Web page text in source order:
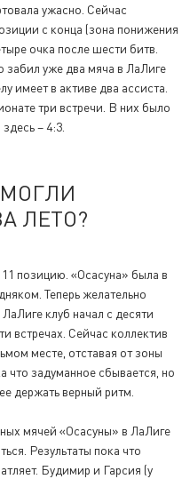
ужасно. Сейчас
с конца (зона понижения
очка после шести битв.
забил уже два мяча в ЛаЛиге
имеет в активе два ассиста.
три встречи. В них было
– 4:3.
ЛЕТО?
позицию. «Осасуна» была в
Теперь желательно
клуб начал с десяти
встречах. Сейчас коллектив
месте, отставая от зоны
что задуманное сбывается, но
держать верный ритм.
мячей «Осасуны» в ЛаЛиге
Результаты пока что
Будимир и Гарсия (у